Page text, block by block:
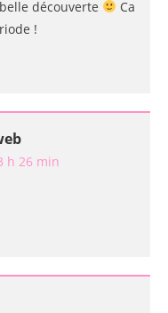
découverte
Ca
!
h 26 min